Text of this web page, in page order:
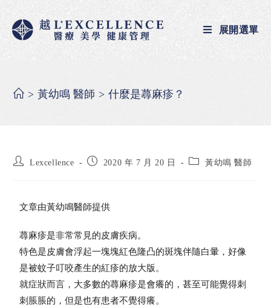
展開選單
> 黃幼鳴 醫師 > 什麼是蕁麻疹？
Lexcellence 2020 年 7 月 20 日 黃幼鳴 醫師
文章由黃幼鳴醫師提供
蕁麻疹是非常常見的皮膚疾病。
特色是皮膚會浮起一塊塊紅色隆凸的斑塊伴隨白暈，好像
是被蚊子叮咬產生的紅疹的放大版。
就症狀而言，大多數的蕁麻疹是會癢的，甚至可能覺得刺
刺脹脹的，但是也有患者不覺得癢。